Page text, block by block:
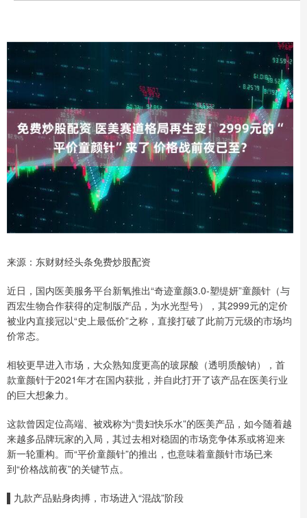
来源：东财财经头条免费炒股配资
近日，国内医美服务平台新氧推出“奇迹童颜3.0-塑缇妍”童颜针（与
西宏生物合作获得的定制版产品，为水光型号），其2999元的定价
被业内直接冠以“史上最低价”之称，直接打破了此前万元级的市场均
价常态。
相较更早进入市场，大众熟知度更高的玻尿酸（透明质酸钠），首
款童颜针于2021年才在国内获批，并自此打开了该产品在医美行业
的巨大想象力。
这款曾因定位高端、被戏称为“贵妇快乐水”的医美产品，如今随着越
来越多品牌玩家的入局，其过去相对稳固的市场竞争体系或将迎来
新一轮重构。而“平价童颜针”的推出，也意味着童颜针市场已来
到“价格战前夜”的关键节点。
▌九款产品贴身肉搏，市场进入“混战”阶段